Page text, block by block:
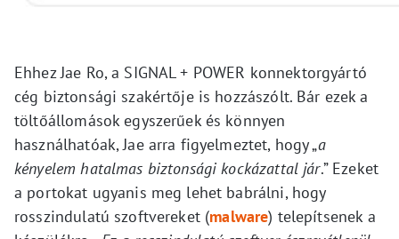
Ehhez Jae Ro, a SIGNAL + POWER konnektorgyártó
cég biztonsági szakértője is hozzászólt. Bár ezek a
töltőállomások egyszerűek és könnyen
használhatóak, Jae arra figyelmeztet, hogy „a
kényelem hatalmas biztonsági kockázattal jár.” Ezeket
a portokat ugyanis meg lehet babrálni, hogy
rosszindulatú szoftvereket (malware) telepítsenek a